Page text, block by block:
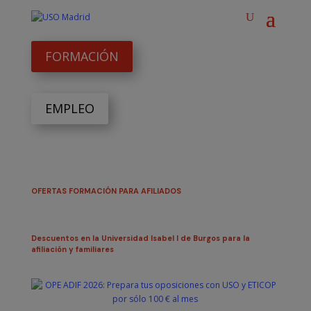
FORMACIÓN
EMPLEO
OFERTAS FORMACIÓN PARA AFILIADOS
Descuentos en la Universidad Isabel I de Burgos para la
afiliación y familiares